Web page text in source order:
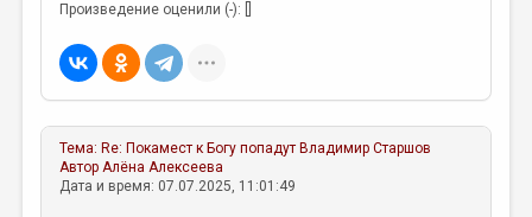
Произведение оценили (-): []
Тема: Re: Покамест к Богу попадут Владимир Старшов
АвторАлёна Алексеева
Дата и время: 07.07.2025, 11:01:49